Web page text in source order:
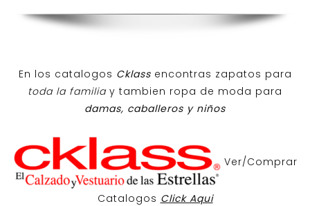
En los catalogos Cklass encontras zapatos para
toda la familiay tambien ropa de moda para
damas, caballeros y niños
Ver/Comprar
Catalogos Click Aqui